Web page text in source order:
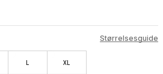
Størrelsesguide
L XL